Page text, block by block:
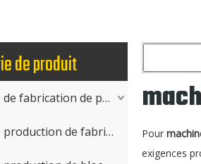
de produit
Machine de fabrication de produits en béton
Ligne de production de fabrication de blocs Pour
exigences